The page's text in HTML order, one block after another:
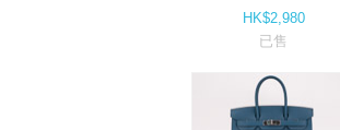
HK$2,980
已售